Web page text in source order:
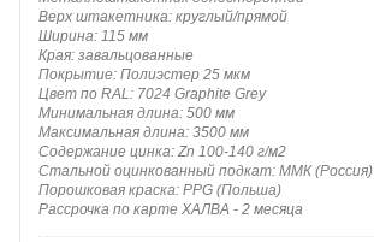
Верх штакетника: круглый/прямой
Ширина: 115 мм
Края: завальцованные
Покрытие: Полиэстер 25 мкм
Цвет по RAL: 7024 Graphite Grey
Минимальная длина: 500 мм
Максимальная длина: 3500 мм
Содержание цинка: Zn 100-140 г/м2
Стальной оцинкованный подкат: ММК (Россия)
Порошковая краска: PPG (Польша)
Рассрочка по карте ХАЛВА - 2 месяца